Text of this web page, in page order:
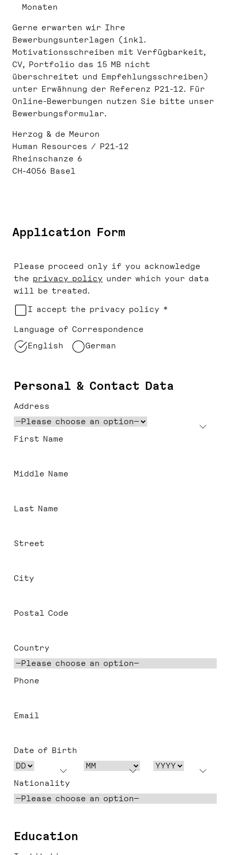
Monaten
Gerne erwarten wir Ihre
Bewerbungsunterlagen (inkl.
Motivationsschreiben mit Verfügbarkeit,
CV, Portfolio das 15 MB nicht
überschreitet und Empfehlungsschreiben)
unter Erwähnung der Referenz P21-12. Für
Online-Bewerbungen nutzen Sie bitte unser
Bewerbungsformular.
Herzog & de Meuron
Human Resources / P21-12
Rheinschanze 6
CH-4056 Basel
Application Form
Please proceed only if you acknowledge
the privacy policy under which your data
will be treated.
I accept the privacy policy *
Language of Correspondence
English
German
Personal & Contact Data
Address
First Name
Middle Name
Last Name
Street
City
Postal Code
Country
Phone
Email
Date of Birth
Nationality
Education